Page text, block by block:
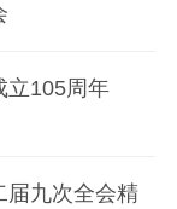
立105周年
届九次全会精